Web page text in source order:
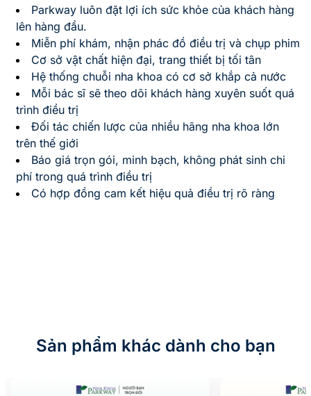
Parkway luôn đặt lợi ích sức khỏe của khách hàng
lên hàng đầu.
Miễn phí khám, nhận phác đồ điều trị và chụp phim
Cơ sở vật chất hiện đại, trang thiết bị tối tân
Hệ thống chuỗi nha khoa có cơ sở khắp cả nước
Mỗi bác sĩ sẽ theo dõi khách hàng xuyên suốt quá
trình điều trị
Đối tác chiến lược của nhiều hãng nha khoa lớn
trên thế giới
Báo giá trọn gói, minh bạch, không phát sinh chi
phí trong quá trình điều trị
Có hợp đồng cam kết hiệu quả điều trị rõ ràng
Sản phẩm khác dành cho bạn